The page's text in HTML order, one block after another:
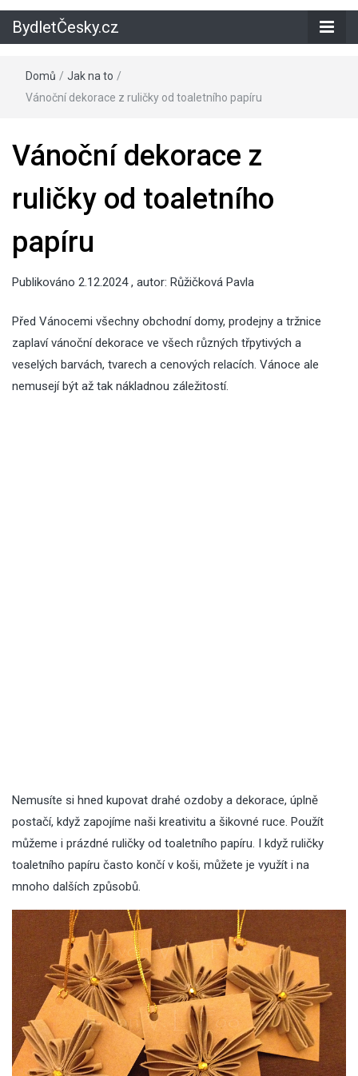
BydletČesky.cz
Domů / Jak na to /
Vánoční dekorace z ruličky od toaletního papíru
Vánoční dekorace z
ruličky od toaletního
papíru
Publikováno 2.12.2024, autor: Růžičková Pavla
Před Vánocemi všechny obchodní domy, prodejny a tržnice
zaplaví vánoční dekorace ve všech různých třpytivých a
veselých barvách, tvarech a cenových relacích. Vánoce ale
nemusejí být až tak nákladnou záležitostí.
Nemusíte si hned kupovat drahé ozdoby a dekorace, úplně
postačí, když zapojíme naši kreativitu a šikovné ruce. Použít
můžeme i prázdné ruličky od toaletního papíru. I když ruličky
toaletního papíru často končí v koši, můžete je využít i na
mnoho dalších způsobů.